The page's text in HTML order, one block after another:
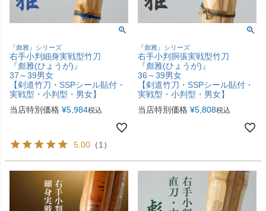
『彪雅』シリーズ
右手小判細身実戦型竹刀
『彪雅(ひょうが)』
37～39男女
【剣道竹刀・SSPシール貼付・
実戦型・小判型・男女】
当店特別価格 ¥5,984税込
5.00 （1 ）
『彪雅』シリーズ
右手小判胴張実戦型竹刀
『彪雅(ひょうが)』
36～39男女
【剣道竹刀・SSPシール貼付・
実戦型・小判型・男女】
当店特別価格 ¥5,808税込